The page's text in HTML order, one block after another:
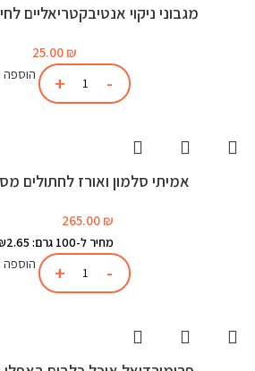
מגבוני ניקוי אנטיבקטריאליים לחיות – 40
25.00 ₪
אמיתי סלמון ואורז לחתולים
265.00 ₪
מחיר ל-100 גרם: ₪2.65